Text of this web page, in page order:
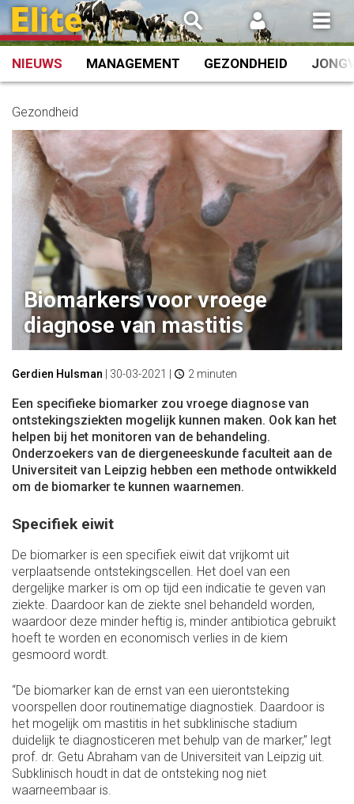
Spring
naar
inhoud
NIEUWS MANAGEMENT GEZONDHEID
Gezondheid
Biomarkers voor vroege
diagnose van mastitis
Gerdien Hulsman 30-03-2021 2 minuten
Een specifieke biomarker zou vroege diagnose van
ontstekingsziekten mogelijk kunnen maken. Ook kan het
helpen bij het monitoren van de behandeling.
Onderzoekers van de diergeneeskunde faculteit aan de
Universiteit van Leipzig hebben een methode ontwikkeld
om de biomarker te kunnen waarnemen.
Specifiek eiwit
De biomarker is een specifiek eiwit dat vrijkomt uit
verplaatsende ontstekingscellen. Het doel van een
dergelijke marker is om op tijd een indicatie te geven van
ziekte. Daardoor kan de ziekte snel behandeld worden,
waardoor deze minder heftig is, minder antibiotica gebruikt
hoeft te worden en economisch verlies in de kiem
gesmoord wordt.
“De biomarker kan de ernst van een uierontsteking
voorspellen door routinematige diagnostiek. Daardoor is
het mogelijk om mastitis in het subklinische stadium
duidelijk te diagnosticeren met behulp van de marker,” legt
prof. dr. Getu Abraham van de Universiteit van Leipzig uit.
Subklinisch houdt in dat de ontsteking nog niet
waarneembaar is.